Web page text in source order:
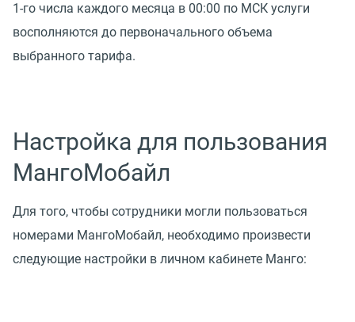
1-го числа каждого месяца в 00:00 по МСК услуги
восполняются до первоначального объема
выбранного тарифа.
Настройка для пользования
МангоМобайл
Для того, чтобы сотрудники могли пользоваться
номерами МангоМобайл, необходимо произвести
следующие настройки в личном кабинете Манго: